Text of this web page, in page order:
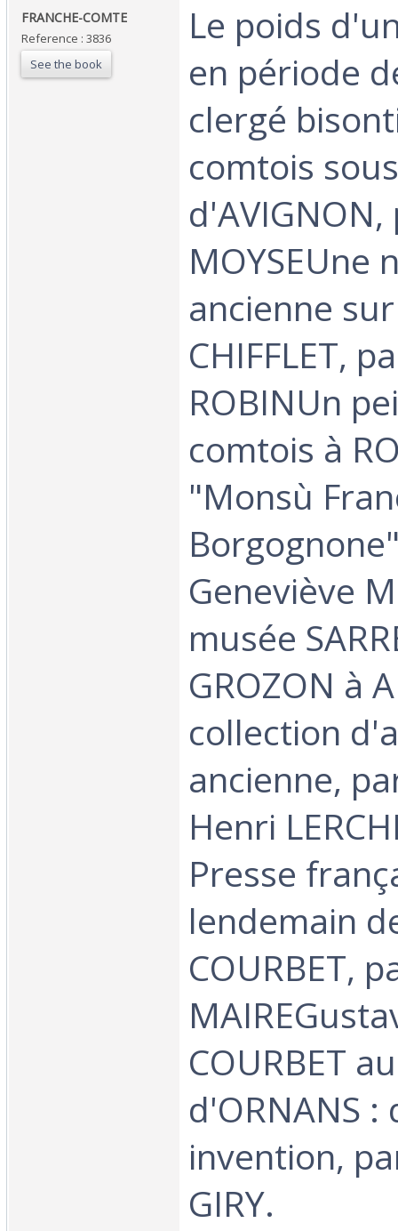
‎FRANCHE-COMTE‎
Reference : 3836
See the book
‎Le poids
en période
clergé
comtois
MOYSEUne
ancienne
CHIFFLET,
ROBINUn
comtois à
"Monsù
Geneviève
musée
GROZON à
collection
ancienne,
Henri
Presse
lendemain
COURBET,
COURBET
d'ORNANS
invention,
GIRY. ‎